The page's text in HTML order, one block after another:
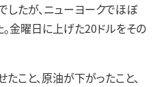
したが、ニューヨークでほぼ
金曜日に上げた20ドルをその
こと、原油が下がったこと、